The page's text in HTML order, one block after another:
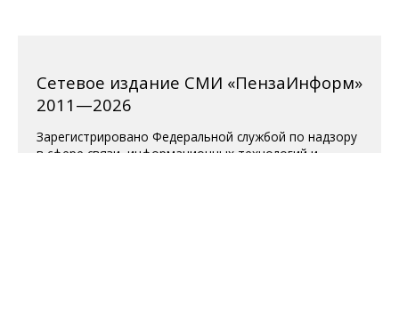
Сетевое издание СМИ «ПензаИнформ»
2011—2026
Зарегистрировано Федеральной службой по надзору
в сфере связи, информационных технологий и